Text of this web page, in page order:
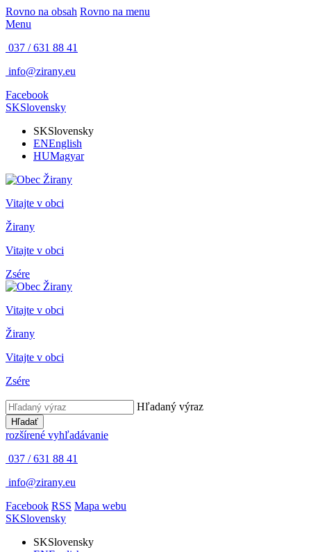
Rovno na obsah Rovno na menu
Menu
037 / 631 88 41
info@zirany.eu
Facebook
SKSlovensky
SKSlovensky
ENEnglish
HUMagyar
Vitajte v obci
Žirany
Vitajte v obci
Zsére
Vitajte v obci
Žirany
Vitajte v obci
Zsére
Hľadaný výraz
Hľadať
rozšírené vyhľadávanie
037 / 631 88 41
info@zirany.eu
Facebook RSS Mapa webu
SKSlovensky
SKSlovensky